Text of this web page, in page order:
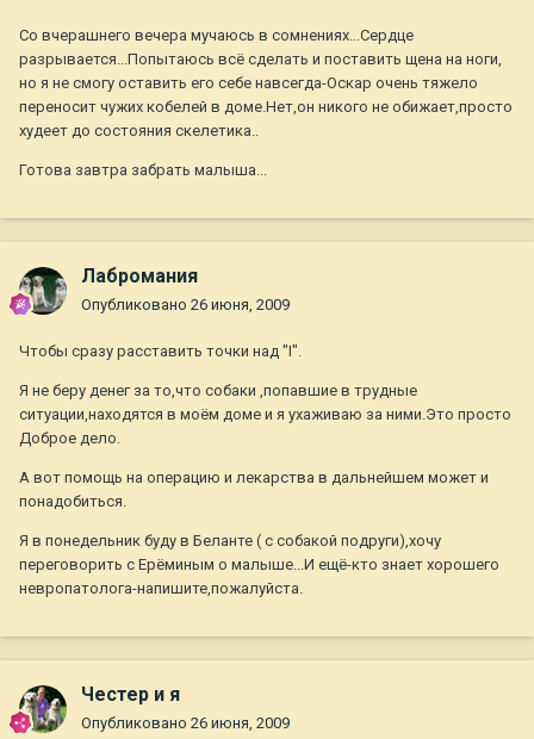
Со вчерашнего вечера мучаюсь в сомнениях...Сердце
разрывается...Попытаюсь всё сделать и поставить щена на ноги,
но я не смогу оставить его себе навсегда-Оскар очень тяжело
переносит чужих кобелей в доме.Нет,он никого не обижает,просто
худеет до состояния скелетика..
Готова завтра забрать малыша...
Лабромания
Опубликовано 26 июня, 2009
Чтобы сразу расставить точки над "I".
Я не беру денег за то,что собаки ,попавшие в трудные
ситуации,находятся в моём доме и я ухаживаю за ними.Это просто
Доброе дело.
А вот помощь на операцию и лекарства в дальнейшем может и
понадобиться.
Я в понедельник буду в Беланте ( с собакой подруги),хочу
переговорить с Ерёминым о малыше...И ещё-кто знает хорошего
невропатолога-напишите,пожалуйста.
Честер и я
Опубликовано 26 июня, 2009